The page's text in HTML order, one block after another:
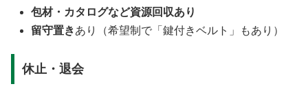
包材・カタログなど資源回収あり
留守置きあり（希望制で「鍵付きベルト」もあり）
休止・退会